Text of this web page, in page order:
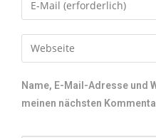
Name, E-Mail-Adresse und
meinen nächsten